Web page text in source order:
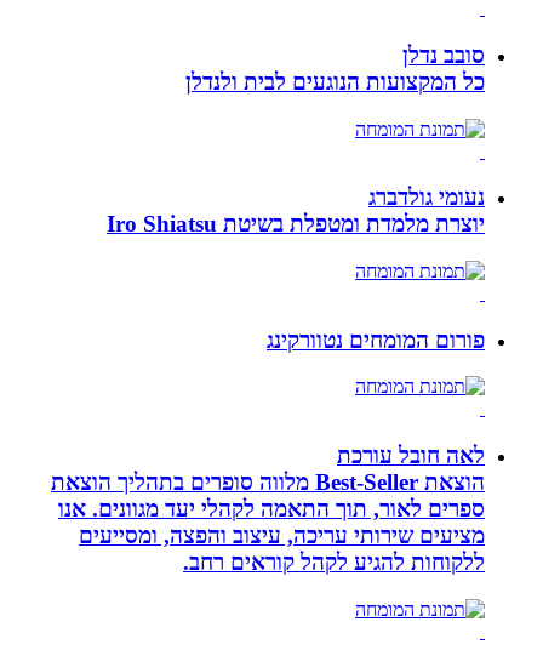
סובב נדלן
כל המקצועות הנוגעים לבית ולנדלן
נעומי גולדברג
יוצרת מלמדת ומטפלת בשיטת Iro Shiatsu
פורום המומחים נטוורקינג
לאה חובל עורכת
הוצאת Best-Seller מלווה סופרים בתהליך הוצאת
ספרים לאור, תוך התאמה לקהלי יעד מגוונים. אנו
מציעים שירותי עריכה, עיצוב והפצה, ומסייעים
ללקוחות להגיע לקהל קוראים רחב.